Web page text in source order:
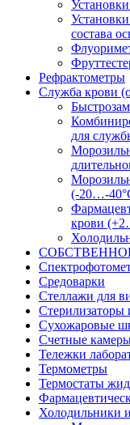
состава
Рефрактометры
Служба крови
для
(-20…-
крови
Средоварки
Стеллажи для
Стерилизаторы
Сухожаровые
Счетные
Тележки
Термометры
Термостаты
Холодильники